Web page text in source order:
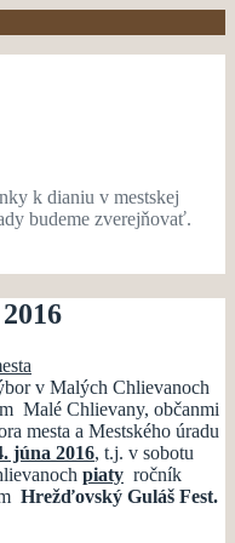
k dianiu v mestskej
budeme zverejňovať.
v Malých Chlievanoch
Malé Chlievany, občanmi
mesta a Mestského úradu
júna 2016, t.j. v sobotu
piaty ročník
Hrežďovský Guláš Fest.